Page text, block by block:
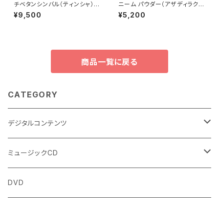
チベタンシンバル（ティンシャ）6.
5cm（法具の模様）
¥9,500
ニーム パウダー（アザディラクタ
インディカ）（100g）Neem Po
wder (Azadirachta Indica)
¥5,200
商品一覧に戻る
CATEGORY
デジタルコンテンツ
チャンティング（マントラ）
ヨーガスートラ（オーディオ版）
ミュージックCD
イミー・ウーイ
DVD